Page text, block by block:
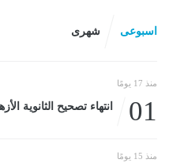
اسبوعى شهرى
منذ 17 يومًا
01 انتهاء تصحيح الثانوية
منذ 15 يومًا